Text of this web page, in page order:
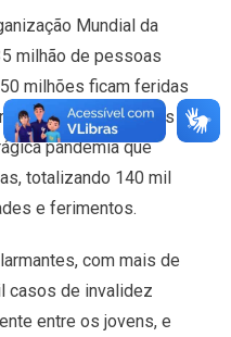
Mundial da
milhão de pessoas
milhões ficam feridas
do mundo. Esses
pandemia que
totalizando 140 mil
e ferimentos.
com mais de
casos de invalidez
entre os jovens, e